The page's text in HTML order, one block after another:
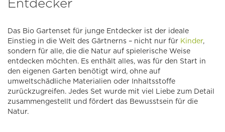
Das Bio Gartenset für junge Entdecker ist der ideale
Einstieg in die Welt des Gärtnerns – nicht nur für Kinder,
sondern für alle, die die Natur auf spielerische Weise
entdecken möchten. Es enthält alles, was für den Start in
den eigenen Garten benötigt wird, ohne auf
umweltschädliche Materialien oder Inhaltsstoffe
zurückzugreifen. Jedes Set wurde mit viel Liebe zum Detail
zusammengestellt und fördert das Bewusstsein für die
Natur.